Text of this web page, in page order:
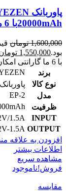
20000mAhبا 6 ماه گارانتی
1,600,000 تومان
بود.1,550,000
با 6 ما گارانتی امکان خرید عمده واردات مستقیم
برند
نوع کالا
پاوربانک
مدل
EP-2
ظرفیت
INPUT
1.5A
OUTPUT
1.5A
افزودن به علاقه
اطلاعات بیشتر
مشاهده سریع
فروش!ناموجود
مقایسه